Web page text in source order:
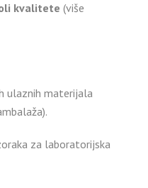
kvalitete(više
materijala
za laboratorijska